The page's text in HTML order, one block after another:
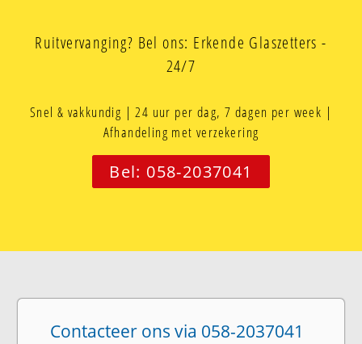
Ruitvervanging? Bel ons: Erkende Glaszetters -
24/7
Snel & vakkundig | 24 uur per dag, 7 dagen per week |
Afhandeling met verzekering
Bel: 058-2037041
Contacteer ons via 058-2037041